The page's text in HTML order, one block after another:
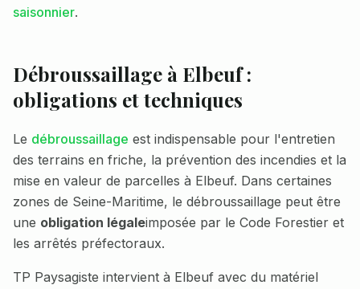
saisonnier.
Débroussaillage à Elbeuf:
obligations et techniques
Le débroussaillage est indispensable pour l'entretien
des terrains en friche, la prévention des incendies et la
mise en valeur de parcelles à Elbeuf. Dans certaines
zones de Seine-Maritime, le débroussaillage peut être
une obligation légaleimposée par le Code Forestier et
les arrêtés préfectoraux.
TP Paysagiste intervient à Elbeuf avec du matériel